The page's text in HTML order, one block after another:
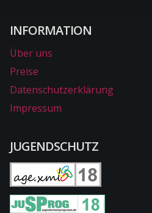
INFORMATION
Über uns
Preise
Datenschutzerklärung
Impressum
JUGENDSCHUTZ